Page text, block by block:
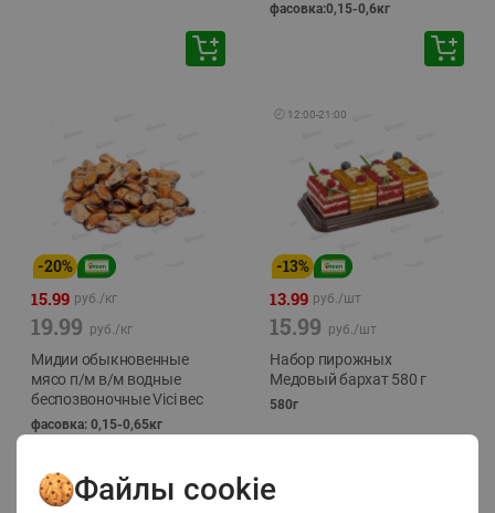
фасовка:0,15-0,6кг
-20%
15.99 руб./кг
19.99 руб./кг
Мидии обыкновенные
мясо п/м в/м водные
беспозвоночные Vici вес
фасовка: 0,15-0,65кг
🕘 12:00-21:00
-13%
13.99 руб./шт
15.99 руб./шт
Набор пирожных
Медовый бархат 580 г
580г
Файлы cookie